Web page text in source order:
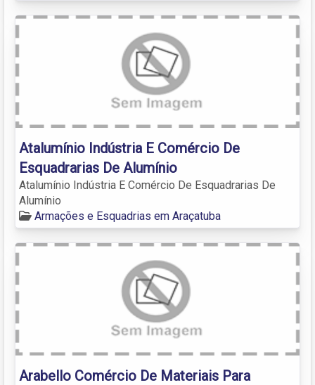
Atalumínio Indústria E Comércio De
Esquadrarias De Alumínio
Atalumínio Indústria E Comércio De Esquadrarias De
Alumínio
Armações e Esquadrias em Araçatuba
Arabello Comércio De Materiais Para